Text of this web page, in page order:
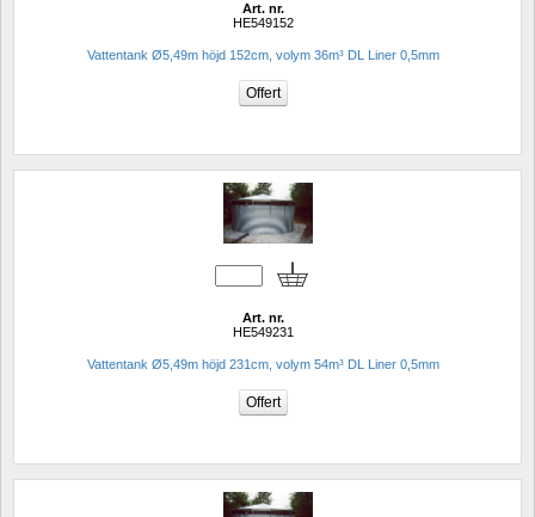
Art. nr.
HE549152
Vattentank Ø5,49m höjd 152cm, volym 36m³ DL Liner 0,5mm
Art. nr.
HE549231
Vattentank Ø5,49m höjd 231cm, volym 54m³ DL Liner 0,5mm